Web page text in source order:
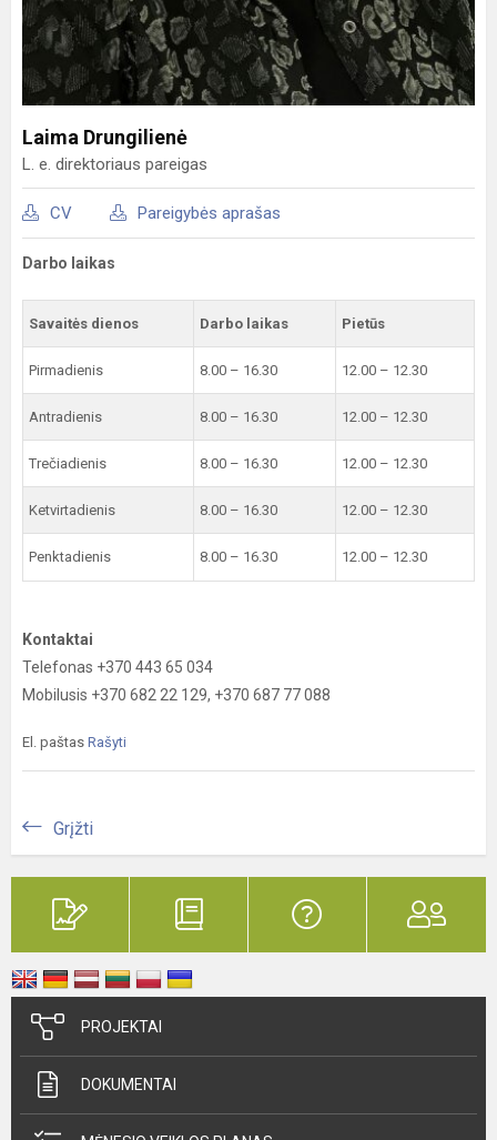
Laima Drungilienė
L. e. direktoriaus pareigas
CV Pareigybės aprašas
Darbo laikas
Savaitės dienos Darbo laikas Pietūs
Pirmadienis 8.00 – 16.30 12.00 – 12.30
Antradienis 8.00 – 16.30 12.00 – 12.30
Trečiadienis 8.00 – 16.30 12.00 – 12.30
Ketvirtadienis 8.00 – 16.30 12.00 – 12.30
Penktadienis 8.00 – 16.30 12.00 – 12.30
Kontaktai
Telefonas +370 443 65 034
Mobilusis +370 682 22 129, +370 687 77 088
El. paštas Rašyti
Grįžti
PROJEKTAI
DOKUMENTAI